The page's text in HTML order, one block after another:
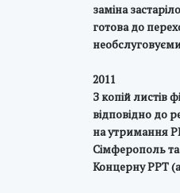
заміна
готова до
2011
З копій листів
відповідно до
на утримання
Сімферополь
Концерну РРТ